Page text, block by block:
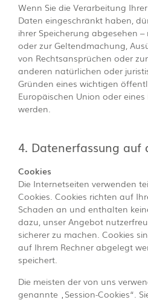
Wenn Sie die Verarbeitung
Daten eingeschränkt haben,
ihrer Speicherung abgesehen
oder zur Geltendmachung,
von Rechtsansprüchen oder
anderen natürlichen oder
Gründen eines wichtigen
Europäischen Union oder
werden.
4. Datenerfassung auf
Cookies
Die Internetseiten verwenden
Cookies. Cookies richten auf
Schaden an und enthalten
dazu, unser Angebot
sicherer zu machen. Cookies
auf Ihrem Rechner abgelegt
speichert.
Die meisten der von uns
genannte „Session-Cookies“.